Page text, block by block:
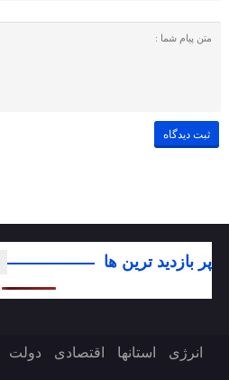
پر بازدید ترین ها
انرژی استانها اقتصادی دولت